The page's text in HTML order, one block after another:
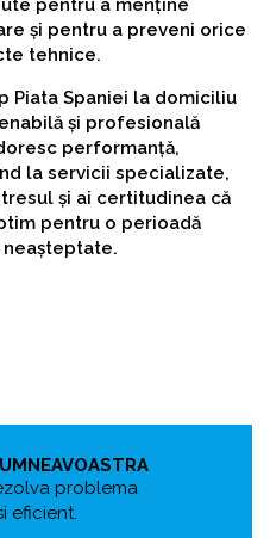
pentru a menține
și pentru a preveni orice
tehnice.
Piata Spaniei la domiciliu
și profesională
performanță,
la servicii specializate,
și ai certitudinea că
pentru o perioadă
problema
eficient.